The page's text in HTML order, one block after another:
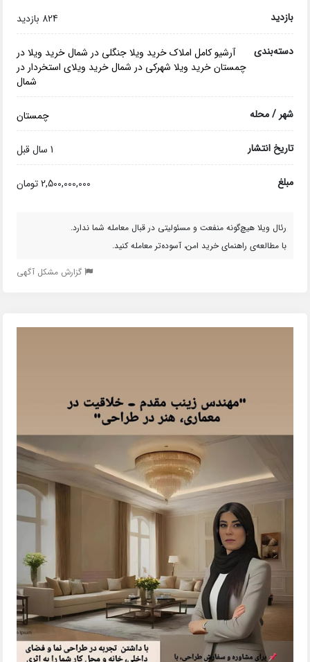
بازدید 824 بازدید
دسته‌بندی آرشیو کامل املاک خرید ویلا جنگلی در شمال خرید ویلا در
چمستان خرید ویلا شهرکی در شمال خرید ویلای استخردار در
شمال
شهر / محله چمستان
تاریخ انتشار 1 سال قبل
مبلغ 2,500,000,000 تومان
رئال ویلا هیچ‌گونه منفعت و مسئولیتی در قبال معامله شما ندارد.
با مطالعه‌ی راهنمای خرید امن، آسوده‌تر معامله کنید.
گزارش مشکل آگهی